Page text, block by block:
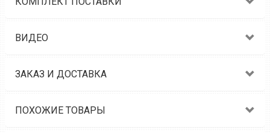
ВИДЕО
ЗАКАЗ И ДОСТАВКА
ПОХОЖИЕ ТОВАРЫ